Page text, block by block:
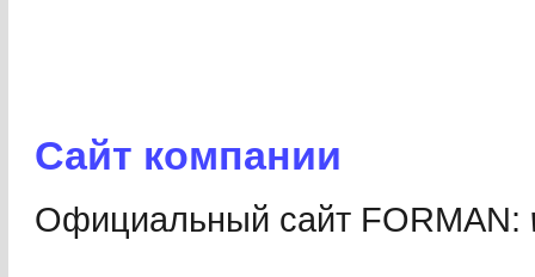
Сайт компании
Официальный cайт FORMAN: